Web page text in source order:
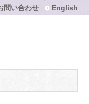
問い合わせ English